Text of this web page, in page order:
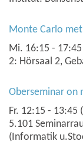
Monte Carlo
Mi. 16:15 -
2: Hörsaal 2,
Oberseminar on
Fr. 12:15 - 13:45
5.101
(Informatik